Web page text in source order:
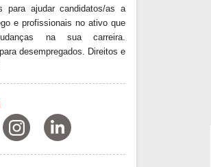
para ajudar candidatos/as a
e profissionais no ativo que
na sua carreira.
desempregados. Direitos e